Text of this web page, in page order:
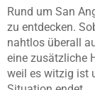
Rund um San
zu entdecken.
nahtlos überall
eine zusätzliche
weil es witzig ist